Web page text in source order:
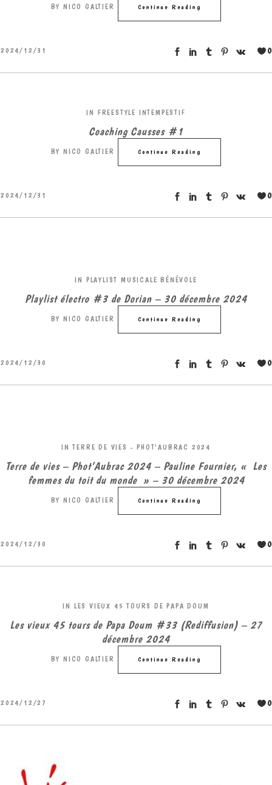
BY NICO GALTIER Continue Reading
2024/12/31 0
IN FREESTYLE INTEMPESTIF
Coaching Causses #1
BY NICO GALTIER Continue Reading
2024/12/31 0
IN PLAYLIST MUSICALE BÉNÉVOLE
Playlist électro #3 de Dorian – 30 décembre 2024
BY NICO GALTIER Continue Reading
2024/12/30 0
IN TERRE DE VIES - PHOT'AUBRAC 2024
Terre de vies – Phot’Aubrac 2024 – Pauline Fournier, « Les
femmes du toit du monde » – 30 décembre 2024
BY NICO GALTIER Continue Reading
2024/12/30 0
IN LES VIEUX 45 TOURS DE PAPA DOUM
Les vieux 45 tours de Papa Doum #33 (Rediffusion) – 27
décembre 2024
BY NICO GALTIER Continue Reading
2024/12/27 0